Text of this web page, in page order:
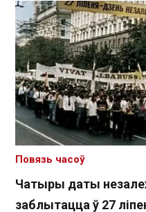
Чатыры даты
заблытацца ў 27
Повязь часоў